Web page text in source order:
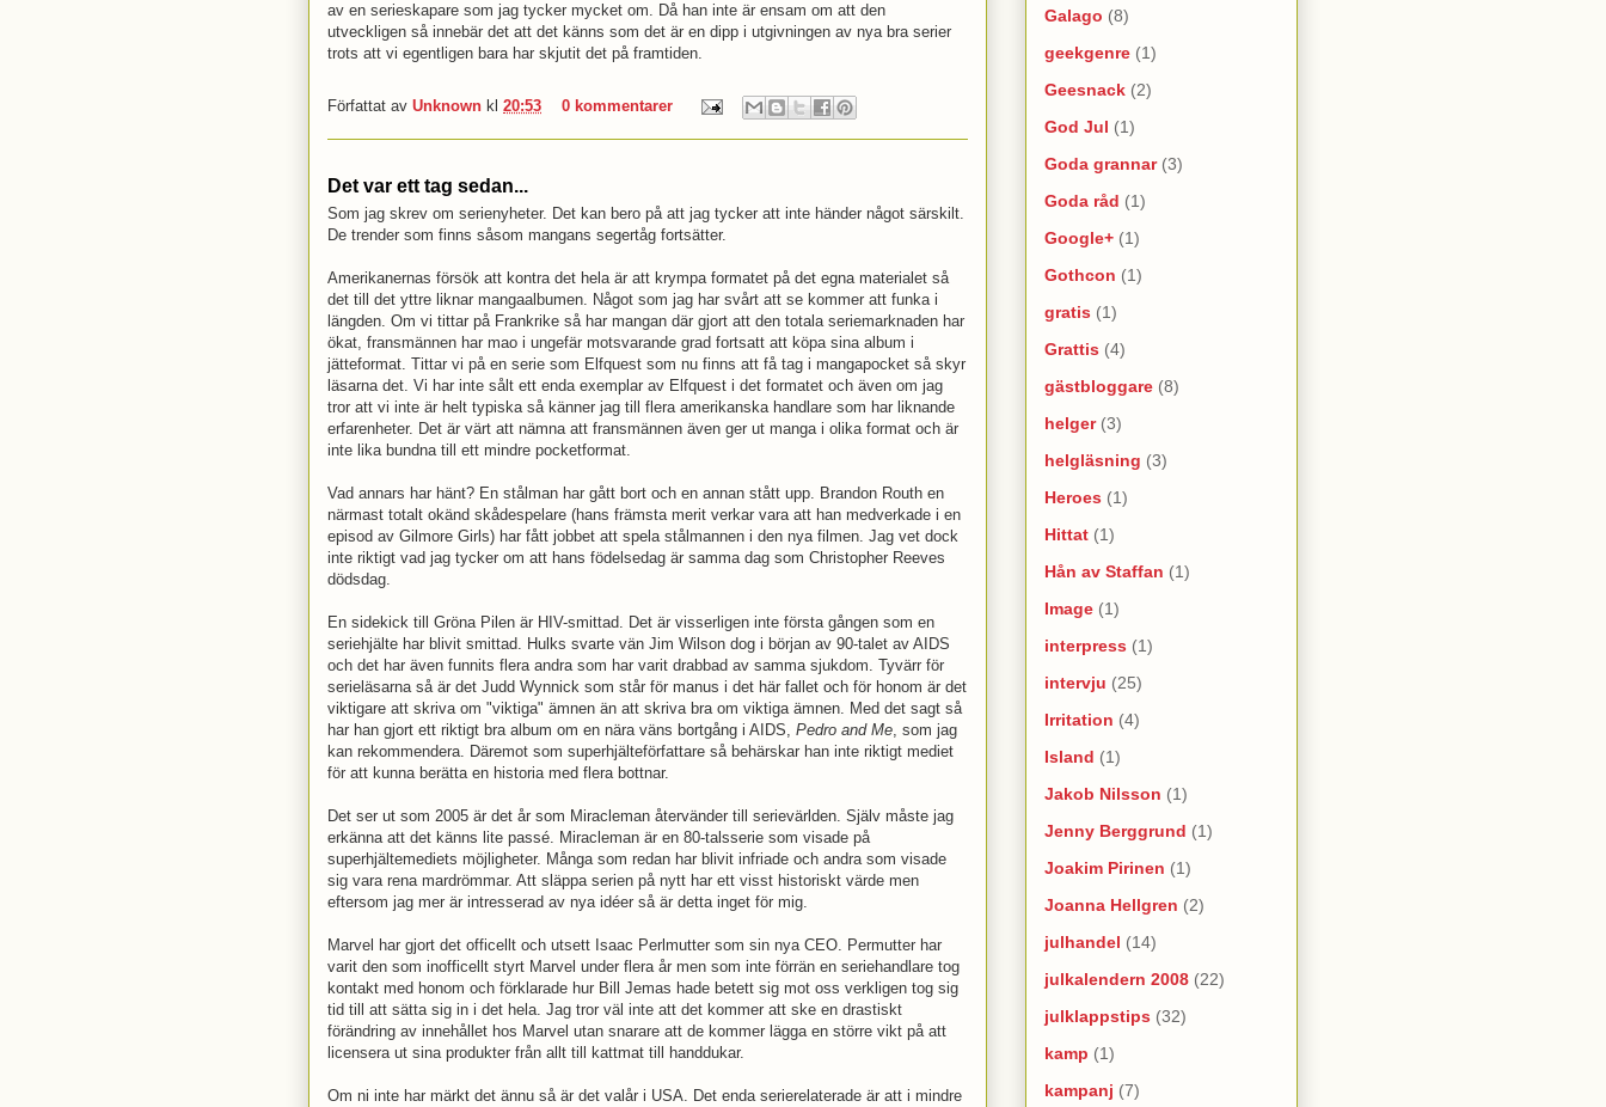
av en serieskapare som jag tycker mycket om. Då han inte är ensam om att den
utveckligen så innebär det att det känns som det är en dipp i utgivningen av nya bra serier
trots att vi egentligen bara har skjutit det på framtiden.
Författat av Unknown kl 20:53 0 kommentarer
Det var ett tag sedan...
Som jag skrev om serienyheter. Det kan bero på att jag tycker att inte händer något särskilt.
De trender som finns såsom mangans segertåg fortsätter.
Amerikanernas försök att kontra det hela är att krympa formatet på det egna materialet så
det till det yttre liknar mangaalbumen. Något som jag har svårt att se kommer att funka i
längden. Om vi tittar på Frankrike så har mangan där gjort att den totala seriemarknaden har
ökat, fransmännen har mao i ungefär motsvarande grad fortsatt att köpa sina album i
jätteformat. Tittar vi på en serie som Elfquest som nu finns att få tag i mangapocket så skyr
läsarna det. Vi har inte sålt ett enda exemplar av Elfquest i det formatet och även om jag
tror att vi inte är helt typiska så känner jag till flera amerikanska handlare som har liknande
erfarenheter. Det är värt att nämna att fransmännen även ger ut manga i olika format och är
inte lika bundna till ett mindre pocketformat.
Vad annars har hänt? En stålman har gått bort och en annan stått upp. Brandon Routh en
närmast totalt okänd skådespelare (hans främsta merit verkar vara att han medverkade i en
episod av Gilmore Girls) har fått jobbet att spela stålmannen i den nya filmen. Jag vet dock
inte riktigt vad jag tycker om att hans födelsedag är samma dag som Christopher Reeves
dödsdag.
En sidekick till Gröna Pilen är HIV-smittad. Det är visserligen inte första gången som en
seriehjälte har blivit smittad. Hulks svarte vän Jim Wilson dog i början av 90-talet av AIDS
och det har även funnits flera andra som har varit drabbad av samma sjukdom. Tyvärr för
serieläsarna så är det Judd Wynnick som står för manus i det här fallet och för honom är det
viktigare att skriva om "viktiga" ämnen än att skriva bra om viktiga ämnen. Med det sagt så
har han gjort ett riktigt bra album om en nära väns bortgång i AIDS, Pedro and Me, som jag
kan rekommendera. Däremot som superhjälteförfattare så behärskar han inte riktigt mediet
för att kunna berätta en historia med flera bottnar.
Det ser ut som 2005 är det år som Miracleman återvänder till serievärlden. Själv måste jag
erkänna att det känns lite passé. Miracleman är en 80-talsserie som visade på
superhjältemediets möjligheter. Många som redan har blivit infriade och andra som visade
sig vara rena mardrömmar. Att släppa serien på nytt har ett visst historiskt värde men
eftersom jag mer är intresserad av nya idéer så är detta inget för mig.
Marvel har gjort det officellt och utsett Isaac Perlmutter som sin nya CEO. Permutter har
varit den som inofficellt styrt Marvel under flera år men som inte förrän en seriehandlare tog
kontakt med honom och förklarade hur Bill Jemas hade betett sig mot oss verkligen tog sig
tid till att sätta sig in i det hela. Jag tror väl inte att det kommer att ske en drastiskt
förändring av innehållet hos Marvel utan snarare att de kommer lägga en större vikt på att
licensera ut sina produkter från allt till kattmat till handdukar.
Om ni inte har märkt det ännu så är det valår i USA. Det enda serierelaterade är att i mindre
Galago (8)
geekgenre (1)
Geesnack (2)
God Jul (1)
Goda grannar (3)
Goda råd (1)
Google+ (1)
Gothcon (1)
gratis (1)
Grattis (4)
gästbloggare (8)
helger (3)
helgläsning (3)
Heroes (1)
Hittat (1)
Hån av Staffan (1)
Image (1)
interpress (1)
intervju (25)
Irritation (4)
Island (1)
Jakob Nilsson (1)
Jenny Berggrund (1)
Joakim Pirinen (1)
Joanna Hellgren (2)
julhandel (14)
julkalendern 2008 (22)
julklappstips (32)
kamp (1)
kampanj (7)